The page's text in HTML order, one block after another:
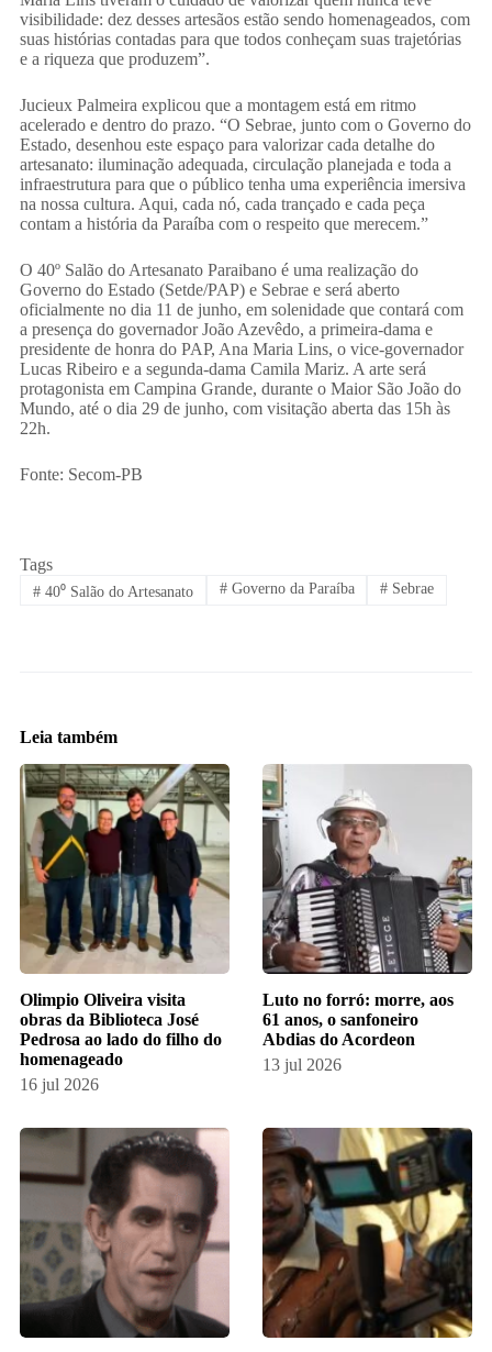
visibilidade: dez desses artesãos estão sendo homenageados, com
suas histórias contadas para que todos conheçam suas trajetórias
e a riqueza que produzem”.
Jucieux Palmeira explicou que a montagem está em ritmo
acelerado e dentro do prazo. “O Sebrae, junto com o Governo do
Estado, desenhou este espaço para valorizar cada detalhe do
artesanato: iluminação adequada, circulação planejada e toda a
infraestrutura para que o público tenha uma experiência imersiva
na nossa cultura. Aqui, cada nó, cada trançado e cada peça
contam a história da Paraíba com o respeito que merecem.”
O 40º Salão do Artesanato Paraibano é uma realização do
Governo do Estado (Setde/PAP) e Sebrae e será aberto
oficialmente no dia 11 de junho, em solenidade que contará com
a presença do governador João Azevêdo, a primeira-dama e
presidente de honra do PAP, Ana Maria Lins, o vice-governador
Lucas Ribeiro e a segunda-dama Camila Mariz. A arte será
protagonista em Campina Grande, durante o Maior São João do
Mundo, até o dia 29 de junho, com visitação aberta das 15h às
22h.
Fonte: Secom-PB
Tags
#40⁰ Salão do Artesanato #Governo da Paraíba # Sebrae
Leia também
Olimpio Oliveira visita
obras da Biblioteca José
Pedrosa ao lado do filho do
homenageado
16 jul 2026
Luto no forró: morre, aos
61 anos, o sanfoneiro
Abdias do Acordeon
13 jul 2026